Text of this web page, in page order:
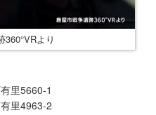
360°VRより
里5660-1
里4963-2